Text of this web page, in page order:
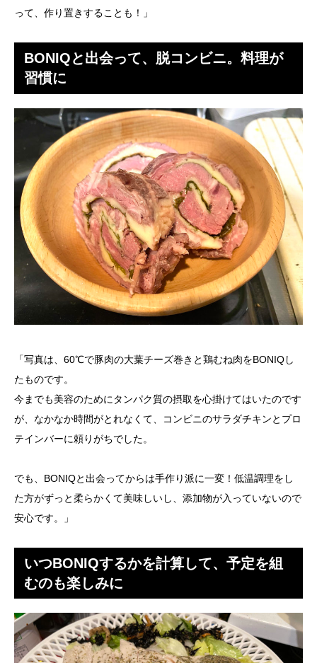
って、作り置きすることも！」
BONIQと出会って、脱コンビニ。料理が
習慣に
「写真は、60℃で豚肉の大葉チーズ巻きと鶏むね肉をBONIQし
たものです。
今までも美容のためにタンパク質の摂取を心掛けてはいたのです
が、なかなか時間がとれなくて、コンビニのサラダチキンとプロ
テインバーに頼りがちでした。
でも、BONIQと出会ってからは手作り派に一変！低温調理をし
た方がずっと柔らかくて美味しいし、添加物が入っていないので
安心です。」
いつBONIQするかを計算して、予定を組
むのも楽しみに